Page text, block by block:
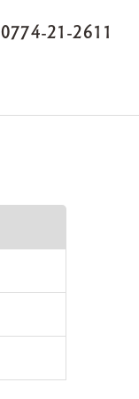
0774-21-2611